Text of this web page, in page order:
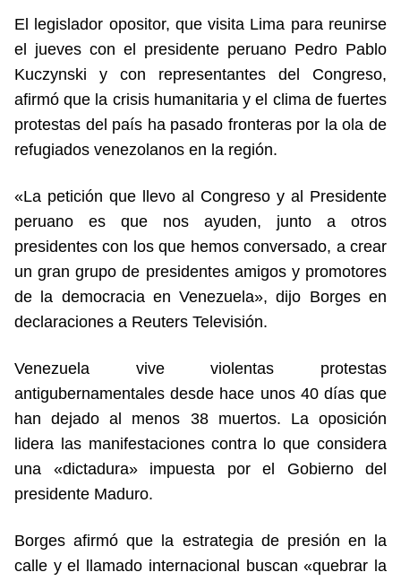
El legislador opositor, que visita Lima para reunirse
el jueves con el presidente peruano Pedro Pablo
Kuczynski y con representantes del Congreso,
afirmó que la crisis humanitaria y el clima de fuertes
protestas del país ha pasado fronteras por la ola de
refugiados venezolanos en la región.
«La petición que llevo al Congreso y al Presidente
peruano es que nos ayuden, junto a otros
presidentes con los que hemos conversado, a crear
un gran grupo de presidentes amigos y promotores
de la democracia en Venezuela», dijo Borges en
declaraciones a Reuters Televisión.
Venezuela vive violentas protestas
antigubernamentales desde hace unos 40 días que
han dejado al menos 38 muertos. La oposición
lidera las manifestaciones contra lo que considera
una «dictadura» impuesta por el Gobierno del
presidente Maduro.
Borges afirmó que la estrategia de presión en la
calle y el llamado internacional buscan «quebrar la